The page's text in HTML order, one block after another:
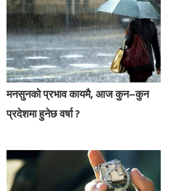
मनसुनको प्रभाव कायमै, आज कुन–कुन
प्रदेशमा हुनेछ वर्षा ?